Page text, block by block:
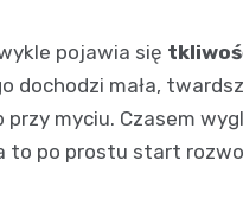
pojawia się
dochodzi mała,
przy myciu. Czasem
to po prostu start